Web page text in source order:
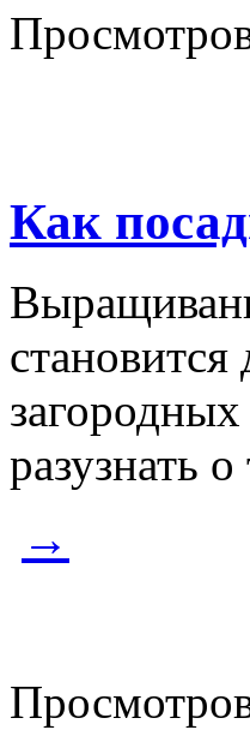
Как
разузнать
→